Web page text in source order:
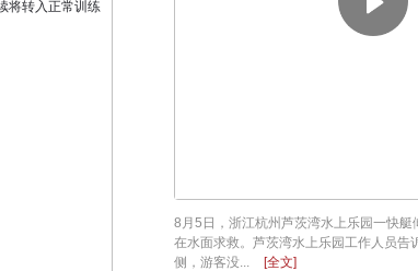
8月5日，浙江杭州芦茨湾水上乐园一快艇
在水面求救。芦茨湾水上乐园工作人员告
侧，游客没...
[全文]